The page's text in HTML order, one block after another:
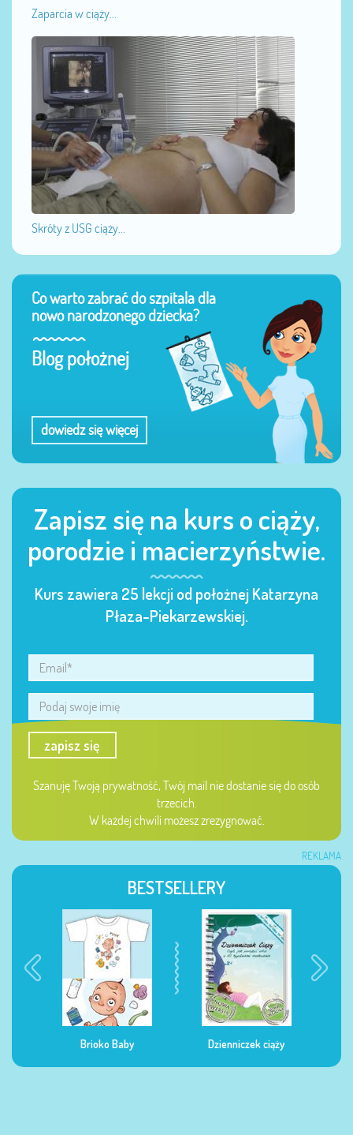
Zaparcia w ciąży...
Skróty z USG ciąży...
Co warto zabrać do szpitala dla
nowo narodzonego dziecka?
Blog położnej
dowiedz się więcej
Zapisz się na kurs o ciąży,
porodzie i macierzyństwie.
Kurs zawiera 25 lekcji od położnej Katarzyna
Płaza-Piekarzewskiej.
zapisz się
Szanuję Twoją prywatność, Twój mail nie dostanie się do osób
trzecich.
W każdej chwili możesz zrezygnować.
REKLAMA
BESTSELLERY
Dzienniczek ciąży Dzienniczek żywienia